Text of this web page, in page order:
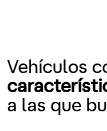
Vehículos
a las que